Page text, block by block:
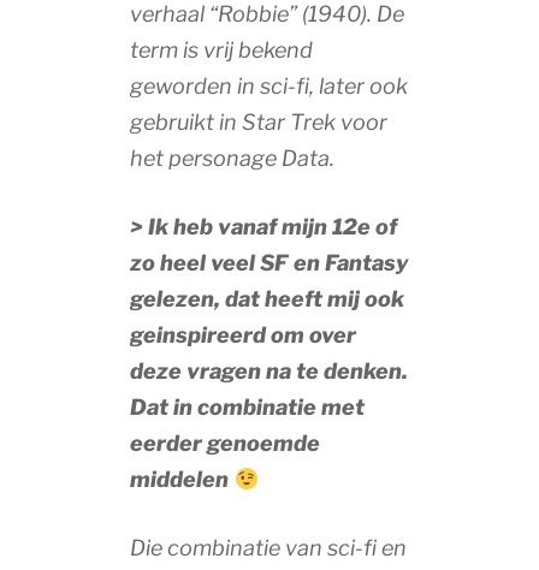
verhaal “Robbie” (1940). De
term is vrij bekend
geworden in sci-fi, later ook
gebruikt in Star Trek voor
het personage Data.
> Ik heb vanaf mijn 12e of
zo heel veel SF en Fantasy
gelezen, dat heeft mij ook
geinspireerd om over
deze vragen na te denken.
Dat in combinatie met
eerder genoemde
middelen
Die combinatie van sci-fi en